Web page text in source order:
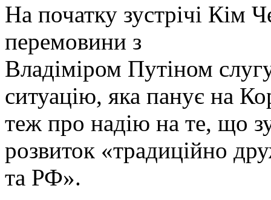
На початку зустрічі Кім
перемовини з
Владіміром Путіном
ситуацію, яка панує на
теж про надію на те, що
розвиток «традиційно
та РФ».